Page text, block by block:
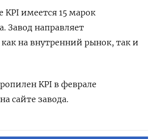
⁠KPI имеется 15 марок
Завод направляет
на внутренний рынок, ‌так и
​KPI в феврале
сайте завода.